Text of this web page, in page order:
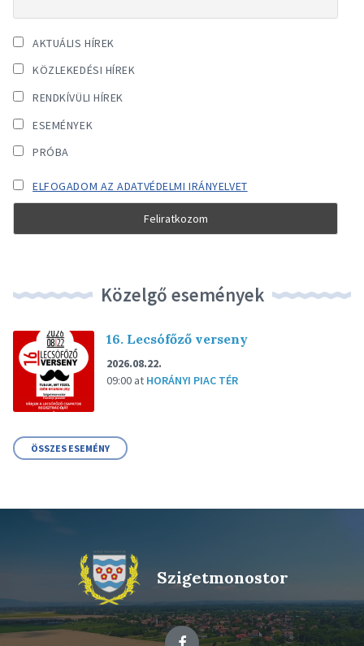
AKTUÁLIS HÍREK
KÖZLEKEDÉSI HÍREK
RENDKÍVÜLI HÍREK
ESEMÉNYEK
PRÓBA
ELFOGADOM AZ ADATVÉDELMI IRÁNYELVET
Közelgő események
16. Lecsófőző verseny
2026.08.22.
09:00 at HORÁNYI PIAC TÉR
ÖSSZES ESEMÉNY
Szigetmonostor
Facebook